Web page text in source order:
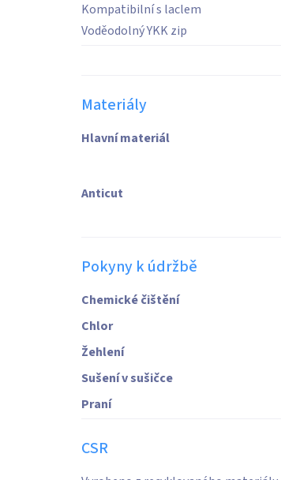
Kompatibilní s laclem
Voděodolný YKK zip
Materiály
Hlavní materiál
Anticut
Pokyny k údržbě
Chemické čištění
Chlor
Žehlení
Sušení v sušičce
Praní
CSR